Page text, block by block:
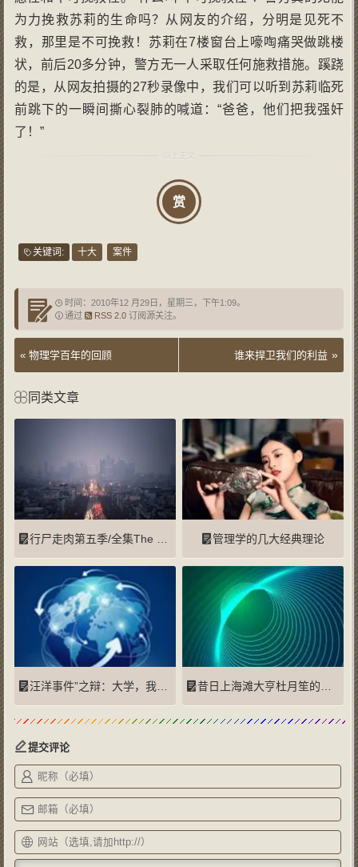
为力挽救苏莉的生命吗？从网友的介绍，分明是见死不
救，那里是不可挽救！苏莉在7楼窗台上嚎啕痛哭做跳楼
状，前后20多分钟，警方无一人采取任何施救措施。蹊跷
的是，从网友拍摄的27秒录像中，我们可以听到苏莉临死
前跳下的一瞬间撕心裂肺的喊道：“爸爸，他们把我强奸
了！”
赏
关键词: 十大 案件
时间：2010年12 月29日，星期三，下午1:09。
通过
RSS 2.0订阅源关注。
« 物理学百年的回顾 谁来捍卫我们的利益 »
提交评论
同类文章
行尸走肉第五季/全集The Walking迅雷下载 管理学的几大经典理论
汪洋事件”之辩：大学，我到底学到了什么？ 昔日上海滩大亨杜月笙的人生